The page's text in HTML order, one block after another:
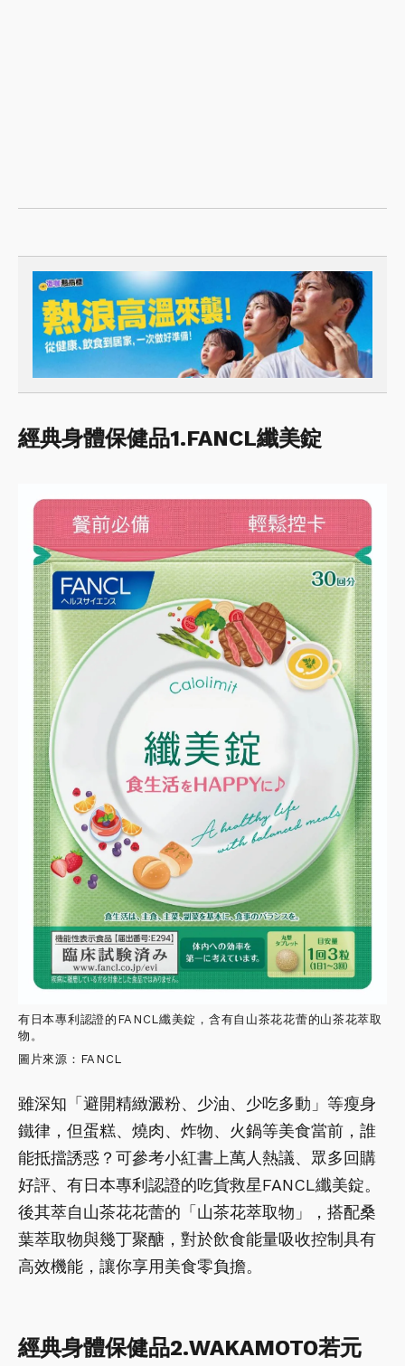
經典身體保健品1.FANCL纖美錠
有日本專利認證的FANCL纖美錠，含有自山茶花花蕾的山茶花萃取
物。
圖片來源：FANCL
雖深知「避開精緻澱粉、少油、少吃多動」等瘦身
鐵律，但蛋糕、燒肉、炸物、火鍋等美食當前，誰
能抵擋誘惑？可參考小紅書上萬人熱議、眾多回購
好評、有日本專利認證的吃貨救星FANCL纖美錠。
後其萃自山茶花花蕾的「山茶花萃取物」，搭配桑
葉萃取物與幾丁聚醣，對於飲食能量吸收控制具有
高效機能，讓你享用美食零負擔。
經典身體保健品2.WAKAMOTO若元